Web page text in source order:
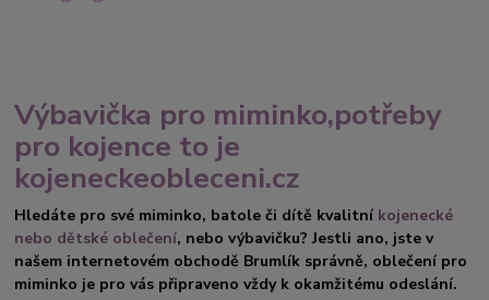
Výbavička pro miminko,potřeby
pro kojence to je
kojeneckeobleceni.cz
Hledáte pro své miminko, batole či dítě kvalitní kojenecké
nebo dětské oblečení, nebo výbavičku? Jestli ano, jste v
našem internetovém obchodě Brumlík správně, oblečení pro
miminko je pro vás připraveno vždy k okamžitému odeslání.